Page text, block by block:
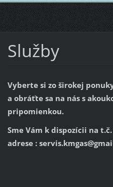
Služby
Vyberte si zo širokej
a obráťte sa na nás s
pripomienkou.
Sme Vám k dispozícii na t.č.
adrese :